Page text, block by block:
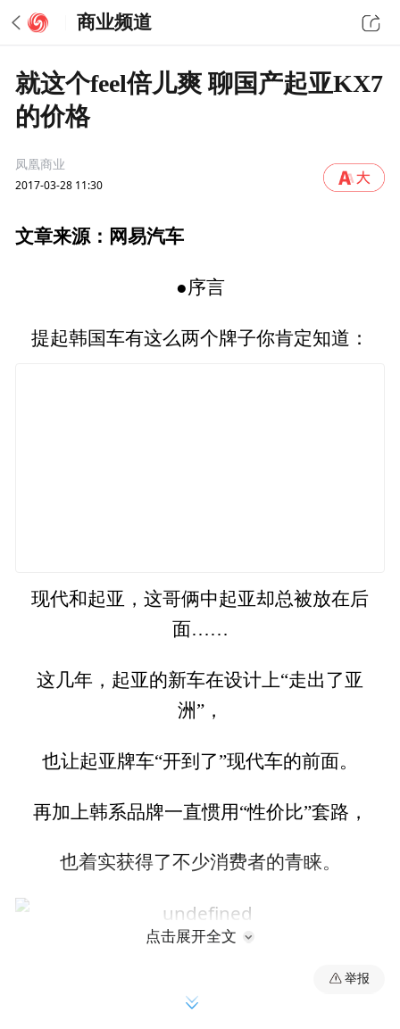
商业频道
就这个feel倍儿爽 聊国产起亚KX7
的价格
凤凰商业
2017-03-28 11:30
文章来源：网易汽车
●序言
提起韩国车有这么两个牌子你肯定知道：
现代和起亚，这哥俩中起亚却总被放在后
面……
这几年，起亚的新车在设计上“走出了亚
洲”，
也让起亚牌车“开到了”现代车的前面。
再加上韩系品牌一直惯用“性价比”套路，
也着实获得了不少消费者的青睐。
推出7款车型，搭载2.0L、2.4L和2.0T动力，
点击展开全文
举报